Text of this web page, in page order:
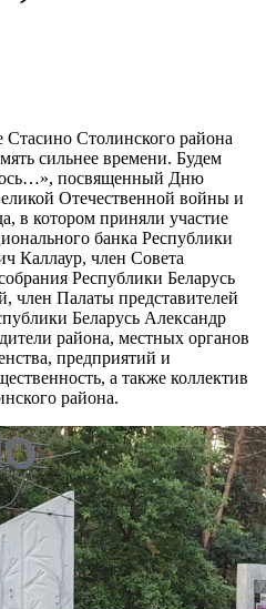
Столинского района
сильнее времени. Будем
посвященный Дню
Отечественной войны и
в котором приняли участие
банка Республики
Каллаур, член Совета
Республики Беларусь
Палаты представителей
Беларусь Александр
района, местных органов
предприятий и
а также коллектив
района.